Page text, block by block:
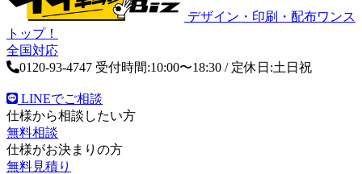
デザイン・印刷・配布ワンス
トップ！
全国対応
0120-93-4747 受付時間:10:00〜18:30 / 定休日:土日祝
LINEでご相談
仕様から相談したい方
無料相談
仕様がお決まりの方
無料見積り